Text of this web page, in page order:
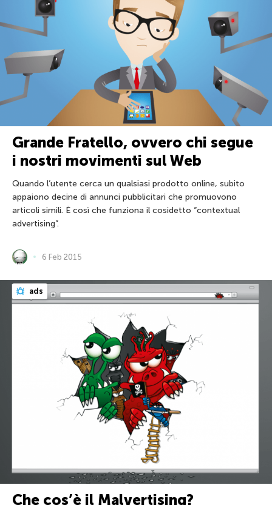
Grande Fratello, ovvero chi segue
i nostri movimenti sul Web
Quando l’utente cerca un qualsiasi prodotto online, subito
appaiono decine di annunci pubblicitari che promuovono
articoli simili. È così che funziona il cosidetto “contextual
advertising”.
6 Feb 2015
ads
Che cos’è il Malvertising?